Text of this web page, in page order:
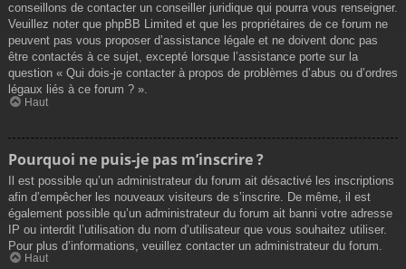
conseillons de contacter un conseiller juridique qui pourra vous renseigner.
Veuillez noter que phpBB Limited et que les propriétaires de ce forum ne
peuvent pas vous proposer d’assistance légale et ne doivent donc pas
être contactés à ce sujet, excepté lorsque l’assistance porte sur la
question « Qui dois-je contacter à propos de problèmes d’abus ou d’ordres
légaux liés à ce forum ? ».
Haut
Pourquoi ne puis-je pas m’inscrire ?
Il est possible qu’un administrateur du forum ait désactivé les inscriptions
afin d’empêcher les nouveaux visiteurs de s’inscrire. De même, il est
également possible qu’un administrateur du forum ait banni votre adresse
IP ou interdit l’utilisation du nom d’utilisateur que vous souhaitez utiliser.
Pour plus d’informations, veuillez contacter un administrateur du forum.
Haut